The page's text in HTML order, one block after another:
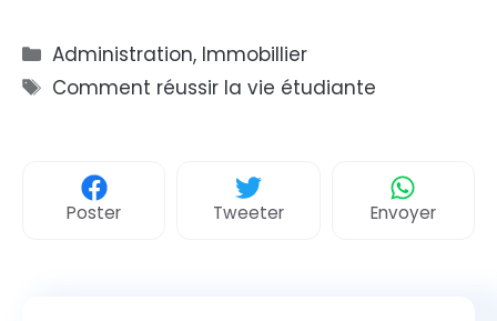
Catégories
Administration, Immobillier
Étiquettes
Comment réussir la vie étudiante
Poster Tweeter Envoyer